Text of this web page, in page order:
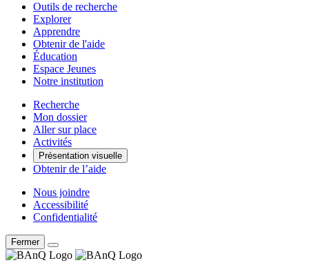
Outils de recherche
Explorer
Apprendre
Obtenir de l'aide
Éducation
Espace Jeunes
Notre institution
Recherche
Mon dossier
Aller sur place
Activités
Présentation visuelle
Obtenir de l’aide
Nous joindre
Accessibilité
Confidentialité
Fermer